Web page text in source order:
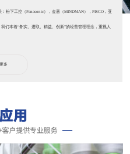
下工控（Panasonic），金器（MINDMAN），PISCO，亚
本着“务实、进取、精益、创新”的经营管理理念，重视人
多